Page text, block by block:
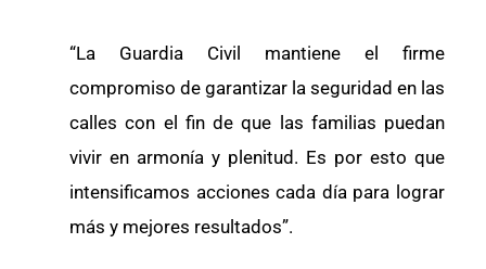
“La Guardia Civil mantiene el firme
compromiso de garantizar la seguridad en las
calles con el fin de que las familias puedan
vivir en armonía y plenitud. Es por esto que
intensificamos acciones cada día para lograr
más y mejores resultados”.